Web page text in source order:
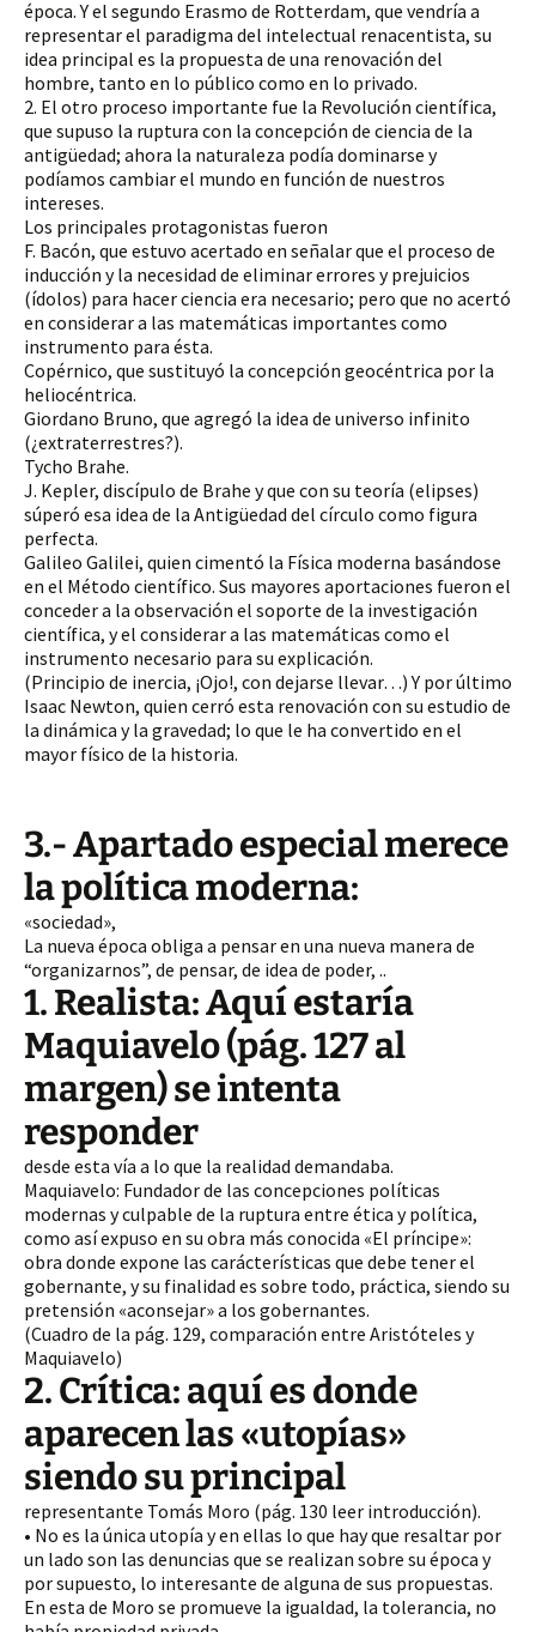
época. Y el segundo Erasmo de Rotterdam, que vendría a
representar el paradigma del intelectual renacentista, su
idea principal es la propuesta de una renovación del
hombre, tanto en lo público como en lo privado.
2. El otro proceso importante fue la Revolución científica,
que supuso la ruptura con la concepción de ciencia de la
antigüedad; ahora la naturaleza podía dominarse y
podíamos cambiar el mundo en función de nuestros
intereses.
Los principales protagonistas fueron
F. Bacón, que estuvo acertado en señalar que el proceso de
inducción y la necesidad de eliminar errores y prejuicios
(ídolos) para hacer ciencia era necesario; pero que no acertó
en considerar a las matemáticas importantes como
instrumento para ésta.
Copérnico, que sustituyó la concepción geocéntrica por la
heliocéntrica.
Giordano Bruno, que agregó la idea de universo infinito
(¿extraterrestres?).
Tycho Brahe.
J. Kepler, discípulo de Brahe y que con su teoría (elipses)
súperó esa idea de la Antigüedad del círculo como figura
perfecta.
Galileo Galilei, quien cimentó la Física moderna basándose
en el Método científico. Sus mayores aportaciones fueron el
conceder a la observación el soporte de la investigación
científica, y el considerar a las matemáticas como el
instrumento necesario para su explicación.
(Principio de inercia, ¡Ojo!, con dejarse llevar…) Y por último
Isaac Newton, quien cerró esta renovación con su estudio de
la dinámica y la gravedad; lo que le ha convertido en el
mayor físico de la historia.
3.- Apartado especial merece
la política moderna:
«sociedad»,
La nueva época obliga a pensar en una nueva manera de
“organizarnos”, de pensar, de idea de poder, ..
1. Realista: Aquí estaría
Maquiavelo (pág. 127 al
margen) se intenta
responder
desde esta vía a lo que la realidad demandaba.
Maquiavelo: Fundador de las concepciones políticas
modernas y culpable de la ruptura entre ética y política,
como así expuso en su obra más conocida «El príncipe»:
obra donde expone las carácterísticas que debe tener el
gobernante, y su finalidad es sobre todo, práctica, siendo su
pretensión «aconsejar» a los gobernantes.
(Cuadro de la pág. 129, comparación entre Aristóteles y
Maquiavelo)
2. Crítica: aquí es donde
aparecen las «utopías»
siendo su principal
representante Tomás Moro (pág. 130 leer introducción).
• No es la única utopía y en ellas lo que hay que resaltar por
un lado son las denuncias que se realizan sobre su época y
por supuesto, lo interesante de alguna de sus propuestas.
En esta de Moro se promueve la igualdad, la tolerancia, no